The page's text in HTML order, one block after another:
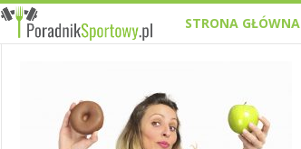
s
j
STRONA GŁÓWNA